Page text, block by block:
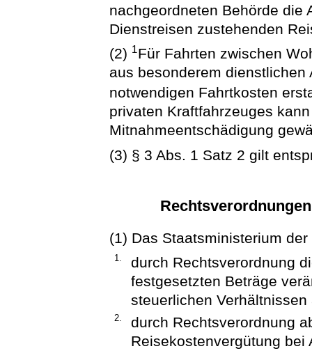
nachgeordneten Behörde die
Dienstreisen zustehenden
(2) 1Für Fahrten zwischen
aus besonderem
notwendigen Fahrtkosten
privaten Kraftfahrzeuges
Mitnahmeentschädigung
(3) § 3 Abs. 1 Satz 2 gilt
(1) Das Staatsministerium
1.
durch Rechtsverordnung
festgesetzten Beträge
steuerlichen
2.
durch Rechtsverordnung
Reisekostenvergütung